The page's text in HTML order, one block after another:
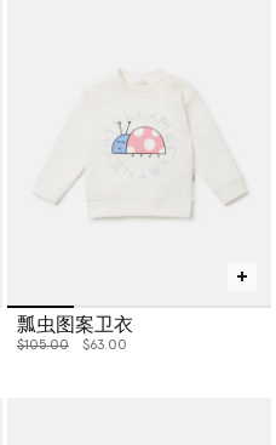
瓢虫图案卫衣
价格从
$105.00下降至
$63.00